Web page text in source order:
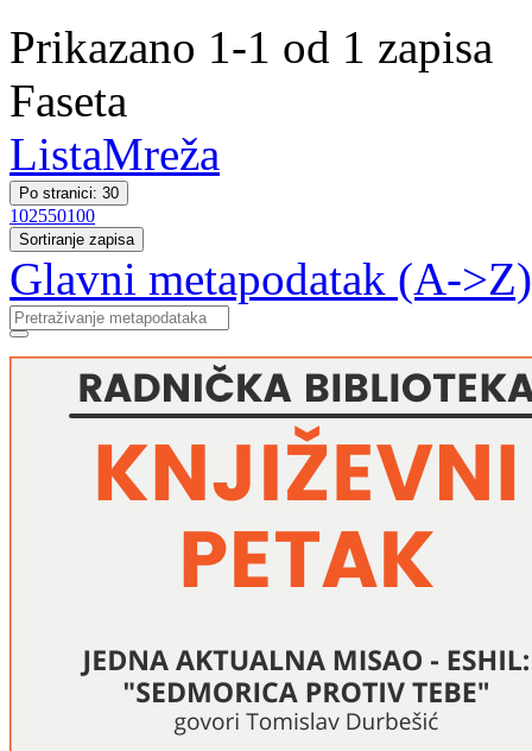
Prikazano 1-1 od 1 zapisa
Faseta
ListaMreža
Po stranici: 30
102550100
Sortiranje zapisa
Glavni metapodatak (A->Z)